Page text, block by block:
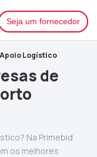
Seja um fornecedor
Logístico
de
Na Primebid
os melhores